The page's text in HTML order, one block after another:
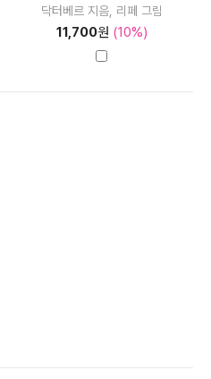
닥터베르 지음, 리페 그림
11,700원 (10%)